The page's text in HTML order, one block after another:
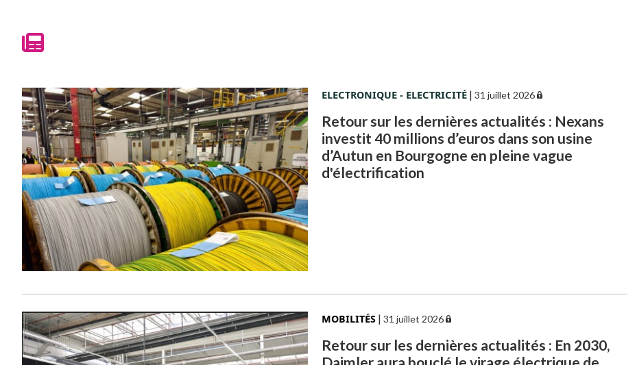
ELECTRONIQUE - ELECTRICITÉ| 31 juillet 2026
Retour sur les dernières actualités : Nexans
investit 40 millions d’euros dans son usine
d’Autun en Bourgogne en pleine vague
d'électrification
MOBILITÉS| 31 juillet 2026
Retour sur les dernières actualités : En 2030,